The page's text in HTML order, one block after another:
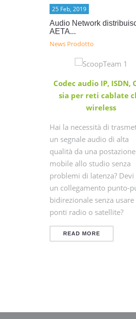
25 Feb, 2019
Audio Network
AETA...
News Prodotto
Codec audio IP, ISDN,
sia per reti cablate
wireless
Hai la necessità di
un segnale audio di alta
qualità da una postazione
mobile allo studio senza
problemi di latenza? Devi
un collegamento punto-
bidirezionale senza usare
ponti radio o satellite?
READ MORE